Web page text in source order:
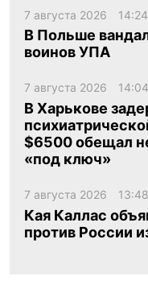
7 августа 2026 14:24
В Польше
воинов УПА
7 августа 2026 14:04
В Харькове
$6500 обещал
«под ключ»
7 августа 2026 13:48
Кая Каллас
против России